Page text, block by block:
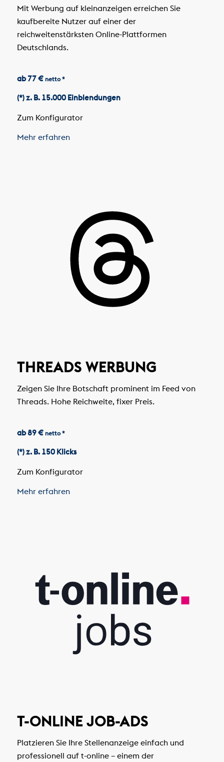
Mit Werbung auf kleinanzeigen erreichen Sie
kaufbereite Nutzer auf einer der
reichweitenstärksten Online-Plattformen
Deutschlands.
ab 77 € netto *
(*) z. B. 15.000 Einblendungen
Zum Konfigurator
Mehr erfahren
THREADS WERBUNG
Zeigen Sie Ihre Botschaft prominent im Feed von
Threads. Hohe Reichweite, fixer Preis.
ab 89 € netto *
(*) z. B. 150 Klicks
Zum Konfigurator
Mehr erfahren
T-ONLINE JOB-ADS
Platzieren Sie Ihre Stellenanzeige einfach und
professionell auf t-online – einem der